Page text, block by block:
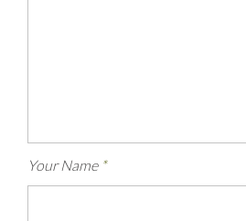
Your Name *